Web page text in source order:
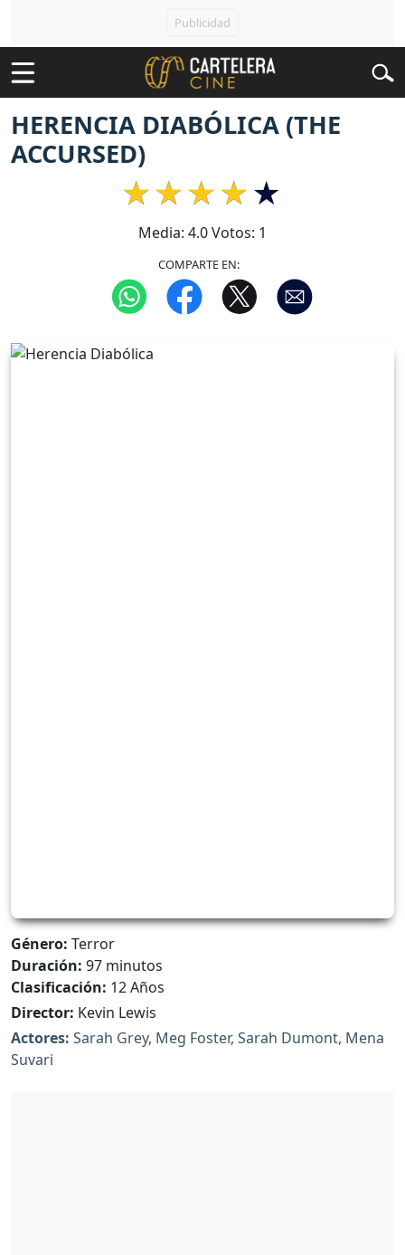
HERENCIA DIABÓLICA (THE
ACCURSED)
Media: 4.0Votos: 1
COMPARTE EN:
Género: Terror
Duración: 97 minutos
Clasificación: 12 Años
Director: Kevin Lewis
Actores: Sarah Grey, Meg Foster, Sarah Dumont, Mena
Suvari